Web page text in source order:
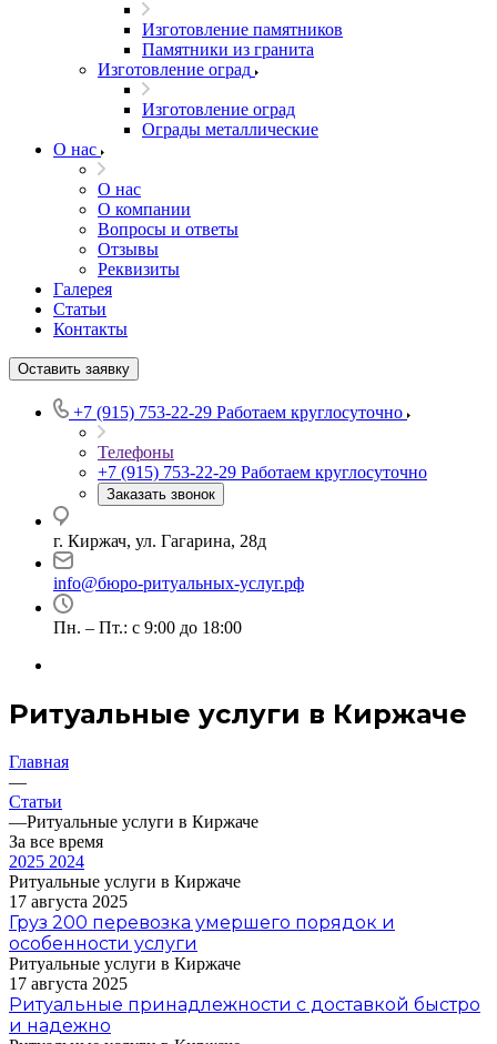
Изготовление памятников
Памятники из гранита
Изготовление оград
Изготовление оград
Ограды металлические
О нас
О нас
О компании
Вопросы и ответы
Отзывы
Реквизиты
Галерея
Статьи
Контакты
Оставить заявку
+7 (915) 753-22-29 Работаем круглосуточно
Телефоны
+7 (915) 753-22-29 Работаем круглосуточно
Заказать звонок
г. Киржач, ул. Гагарина, 28д
info@бюро-ритуальных-услуг.рф
Пн. – Пт.: с 9:00 до 18:00
Ритуальные услуги в Киржаче
Главная
—
Статьи
—Ритуальные услуги в Киржаче
За все время
2025 2024
Ритуальные услуги в Киржаче
17 августа 2025
Груз 200 перевозка умершего порядок и
особенности услуги
Ритуальные услуги в Киржаче
17 августа 2025
Ритуальные принадлежности с доставкой быстро
и надежно